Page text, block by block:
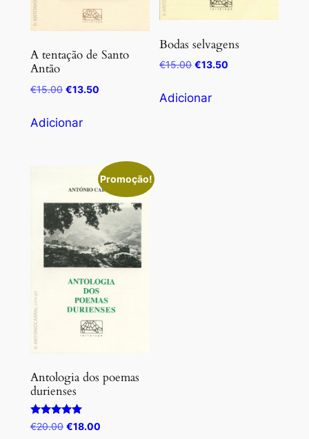
A tentação de Santo
Antão
€15.00 O
original
€13.50O
Adicionar
Bodas selvagens
€15.00 O
original
€13.50
Adicionar
Promoção!
Antologia dos poemas
durienses
Avaliação
€20.00 O
€18.00O